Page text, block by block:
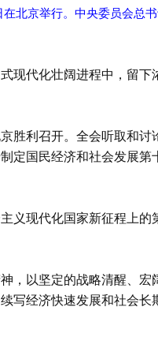
北京举行。中央委员会总
现代化壮阔进程中，留下
胜利召开。全会听取和讨
定国民经济和社会发展第
义现代化国家新征程上的
，以坚定的战略清醒、宏
写经济快速发展和社会长